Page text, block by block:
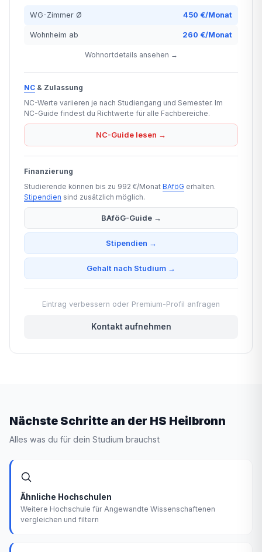
WG-Zimmer Ø 450 €/Monat
Wohnheim ab 260 €/Monat
Wohnortdetails ansehen →
NC & Zulassung
NC-Werte variieren je nach Studiengang und Semester. Im
NC-Guide findest du Richtwerte für alle Fachbereiche.
NC-Guide lesen →
Finanzierung
Studierende können bis zu 992 €/Monat BAföG erhalten.
Stipendien sind zusätzlich möglich.
BAföG-Guide →
Stipendien →
Gehalt nach Studium →
Eintrag verbessern oder Premium-Profil anfragen
Kontakt aufnehmen
Nächste Schritte an der HS Heilbronn
Alles was du für dein Studium brauchst
Ähnliche Hochschulen
Weitere Hochschule für Angewandte Wissenschaftenen
vergleichen und filtern